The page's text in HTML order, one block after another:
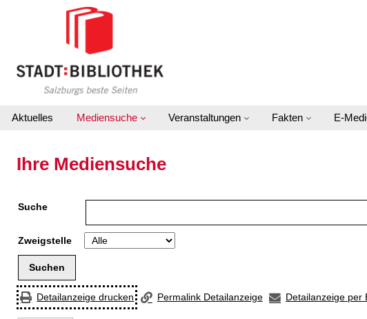
Zur Detailanzeige springen
Aktuelles Mediensuche Veranstaltungen Fakten E-
Ihre Mediensuche
Suche
Zweigstelle
Detailanzeige drucken Permalink Detailanzeige Detailanzeige per